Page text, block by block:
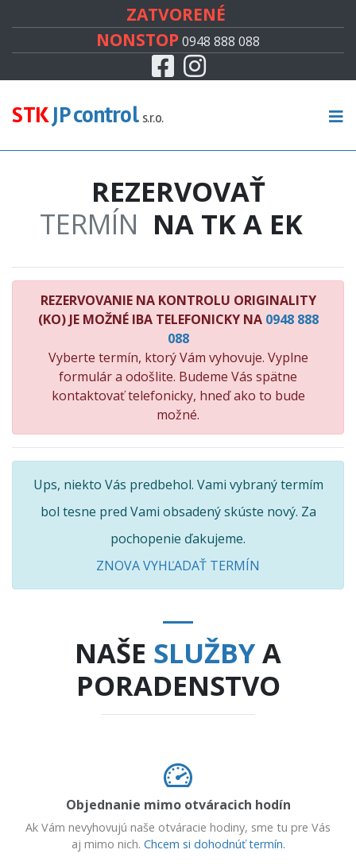
ZATVORENÉ
NONSTOP0948 888 088
FacebookInstagram
STKJP control s.r.o.
REZERVOVAŤ
TERMÍN NA TK A EK
REZERVOVANIE NA KONTROLU ORIGINALITY
(KO) JE MOŽNÉ IBA TELEFONICKY NA 0948 888
088
Vyberte termín, ktorý Vám vyhovuje. Vyplne
formulár a odošlite. Budeme Vás spätne
kontaktovať telefonicky, hneď ako to bude
možné.
Ups, niekto Vás predbehol. Vami vybraný termím
bol tesne pred Vami obsadený skúste nový. Za
pochopenie ďakujeme.
ZNOVA VYHĽADAŤ TERMÍN
NAŠE SLUŽBYA
PORADENSTVO
Objednanie mimo otváracich hodín
Ak Vám nevyhovujú naše otváracie hodiny, sme tu pre Vás
aj mimo nich. Chcem si dohodnúť termín.
CENNÍK
KONTROLA ORIGINALITY
RECENZIE